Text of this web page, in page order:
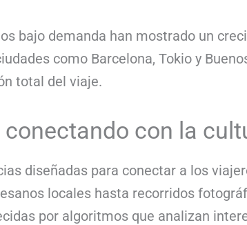
bajo demanda han mostrado un
como Barcelona, Tokio y
total del viaje.
con la
diseñadas para conectar a los
locales hasta recorridos
por algoritmos que analizan